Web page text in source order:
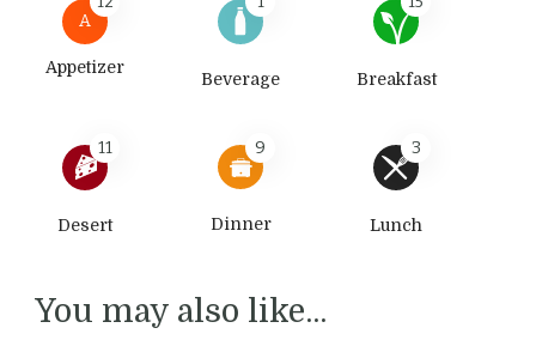
A
Appetizer
Beverage Breakfast
11
Desert
9
Dinner
3
Lunch
You may also like...